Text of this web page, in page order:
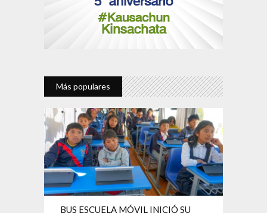
Más populares
BUS ESCUELA MÓVIL INICIÓ SU